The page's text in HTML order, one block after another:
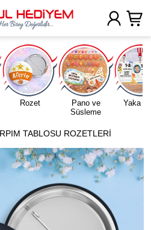
Rozet
Pano ve
Süsleme
Yaka
TABLOSU ROZETLERİ
Uygulamada Aç